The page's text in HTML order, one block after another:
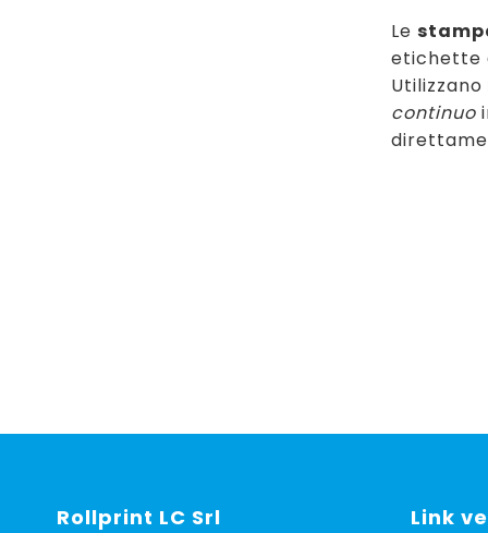
Le
etichette
continuo
Rollprint LC Srl Link